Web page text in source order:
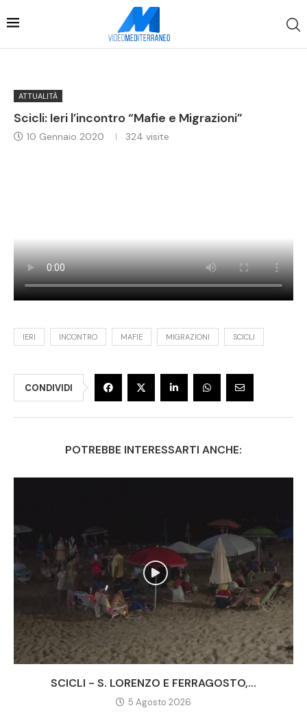
ATTUALITÀ
Scicli: Ieri l’incontro “Mafie e Migrazioni”
10 Gennaio 2020 324 visite
IERI INCONTRO MAFIE MIGRAZIONI SCICLI
CONDIVIDI
POTREBBE INTERESSARTI ANCHE:
SCICLI - S. LORENZO E FERRAGOSTO,...
5 Agosto 2026